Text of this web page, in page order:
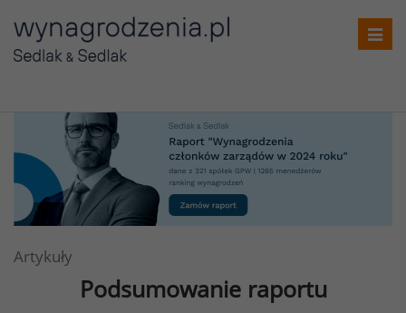
Artykuły
Podsumowanie raportu